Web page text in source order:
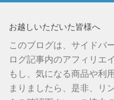
お越しいただいた皆様へ
このブログは、サイドバ
ログ記事内のアフィリエ
もし、気になる商品や利
まりましたら、是非、リ